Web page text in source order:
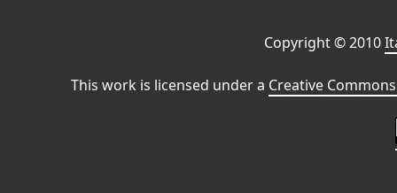
Copyright © 2010
This work is licensed under a Creative